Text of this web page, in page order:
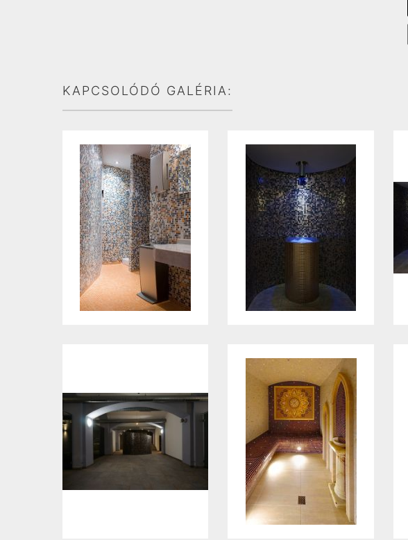
KAPCSOLÓDÓ GALÉRIA: